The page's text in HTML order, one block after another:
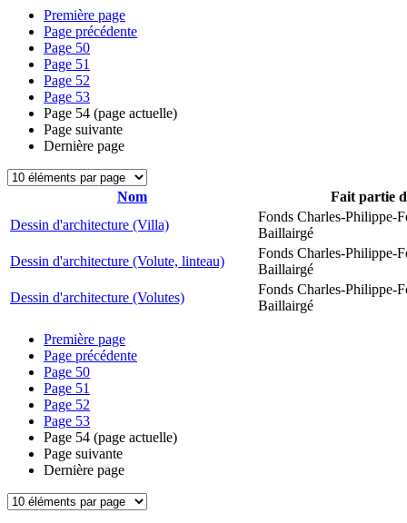
Première page
Page précédente
Page 50
Page 51
Page 52
Page 53
Page 54 (page actuelle)
Page suivante
Dernière page
Nom
Fait partie
Dessin d'architecture (Villa)
Fonds Charles-Philippe-
Baillairgé
Dessin d'architecture (Volute, linteau)
Fonds Charles-Philippe-
Baillairgé
Dessin d'architecture (Volutes)
Fonds Charles-Philippe-
Baillairgé
Première page
Page précédente
Page 50
Page 51
Page 52
Page 53
Page 54 (page actuelle)
Page suivante
Dernière page